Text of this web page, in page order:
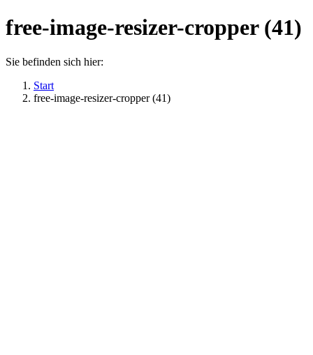
free-image-resizer-cropper (41)
Sie befinden sich hier:
Start
free-image-resizer-cropper (41)